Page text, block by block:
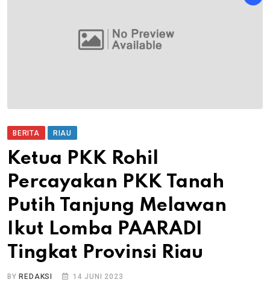
BERITA RIAU
Ketua PKK Rohil
Percayakan PKK Tanah
Putih Tanjung Melawan
Ikut Lomba PAARADI
Tingkat Provinsi Riau
BYREDAKSI 14 JUNI 2023